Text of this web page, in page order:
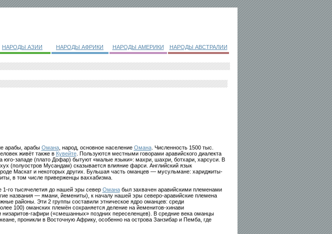
НАРОДЫ АЗИИ НАРОДЫ АФРИКИ НАРОДЫ АМЕРИКИ НАРОДЫ АВСТРАЛИИ
арабы, арабы Омана, народ, основное население Омана. Численность 1500 тыс.
живёт также в Кувейте. Пользуются местными говорами аравийского диалекта
юго-западе (плато Дофар) бытуют «малые языки»: махри, шахри, ботхари, харсуси. В
(полуостров Мусандам) сказывается влияние фарси. Английский язык
Маскат и некоторых других. Бульшая часть оманцев — мусульмане: хариджиты-
в том числе приверженцы ваххабизма.
1-го тысячелетия до нашей эры север Оманабыл захвачен аравийскими племенами
названия — ямани, йемениты), к началу нашей эры северо-аравийские племена
районы. Эти 2 группы составили этническое ядро оманцев: среди
100) оманских племён сохраняется деление на йеменитов-хинави
низаритов-гафири («смешанных» поздних переселенцев). В средние века оманцы
проникли в Восточную Африку, особенно на острова Занзибар и Пемба, где